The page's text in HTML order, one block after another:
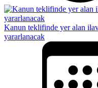
Kanun teklifinde yer alan
yararlanacak